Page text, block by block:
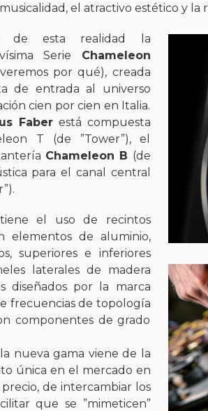
el atractivo estético y
de esta realidad la
Serie Chameleon
por qué), creada
de entrada al universo
cien por cien en Italia.
Faberestá compuesta
T (de ”Tower”), el
Chameleon B (de
para el canal central
el uso de recintos
elementos de aluminio,
superiores e inferiores
laterales de madera
diseñados por la marca
frecuencias de topología
componentes de grado
nueva gama viene de la
única en el mercado en
de intercambiar los
que se ”mimeticen”